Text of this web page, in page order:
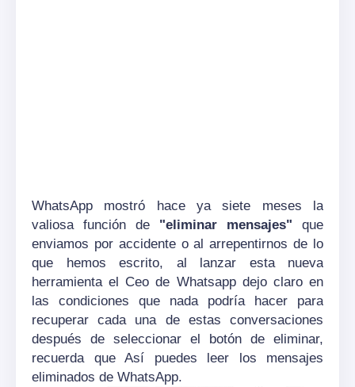
WhatsApp mostró hace ya siete meses la
valiosa función de "eliminar mensajes" que
enviamos por accidente o al arrepentirnos de lo
que hemos escrito, al lanzar esta nueva
herramienta el Ceo de Whatsapp dejo claro en
las condiciones que nada podría hacer para
recuperar cada una de estas conversaciones
después de seleccionar el botón de eliminar,
recuerda que Así puedes leer los mensajes
eliminados de WhatsApp.